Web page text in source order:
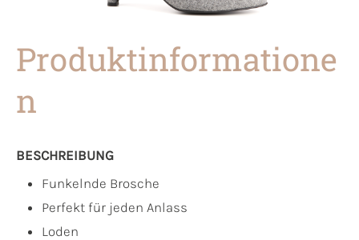
Produktinformatione
n
BESCHREIBUNG
Funkelnde Brosche
Perfekt für jeden Anlass
Loden